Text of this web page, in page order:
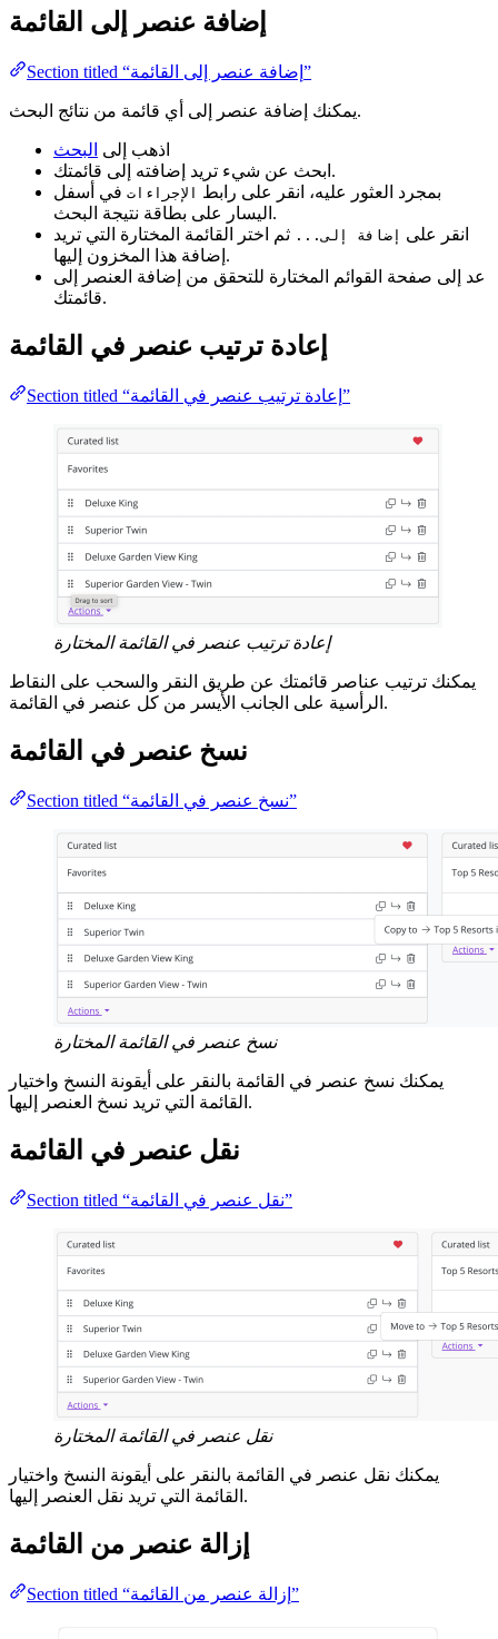
إضافة عنصر إلى القائمة
Section titled “إضافة عنصر إلى القائمة”
يمكنك إضافة عنصر إلى أي قائمة من نتائج البحث.
اذهب إلى البحث
ابحث عن شيء تريد إضافته إلى قائمتك.
بمجرد العثور عليه، انقر على رابط
الإجراءات في أسفل
اليسار على بطاقة نتيجة البحث.
انقر على
إضافة إلى... ثم اختر القائمة المختارة التي تريد
إضافة هذا المخزون إليها.
عد إلى صفحة القوائم المختارة للتحقق من إضافة العنصر إلى
قائمتك.
إعادة ترتيب عنصر في القائمة
Section titled “إعادة ترتيب عنصر في القائمة”
إعادة ترتيب عنصر في القائمة المختارة
يمكنك ترتيب عناصر قائمتك عن طريق النقر والسحب على النقاط
الرأسية على الجانب الأيسر من كل عنصر في القائمة.
نسخ عنصر في القائمة
Section titled “نسخ عنصر في القائمة”
نسخ عنصر في القائمة المختارة
يمكنك نسخ عنصر في القائمة بالنقر على أيقونة النسخ واختيار
القائمة التي تريد نسخ العنصر إليها.
نقل عنصر في القائمة
Section titled “نقل عنصر في القائمة”
نقل عنصر في القائمة المختارة
يمكنك نقل عنصر في القائمة بالنقر على أيقونة النسخ واختيار
القائمة التي تريد نقل العنصر إليها.
إزالة عنصر من القائمة
Section titled “إزالة عنصر من القائمة”